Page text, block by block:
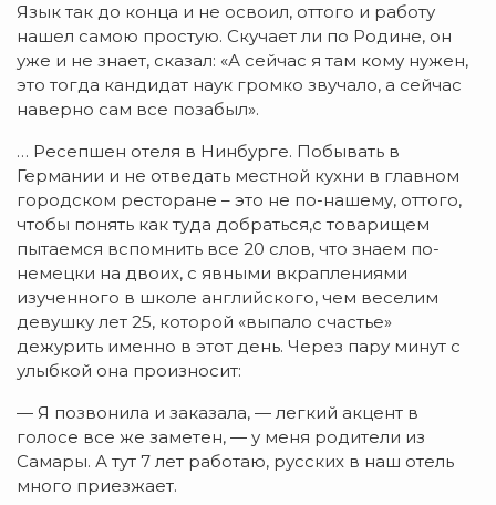
Язык так до конца и не освоил, оттого и работу
нашел самою простую. Скучает ли по Родине, он
уже и не знает, сказал: «А сейчас я там кому нужен,
это тогда кандидат наук громко звучало, а сейчас
наверно сам все позабыл».
… Ресепшен отеля в Нинбурге. Побывать в
Германии и не отведать местной кухни в главном
городском ресторане – это не по-нашему, оттого,
чтобы понять как туда добраться,с товарищем
пытаемся вспомнить все 20 слов, что знаем по-
немецки на двоих, с явными вкраплениями
изученного в школе английского, чем веселим
девушку лет 25, которой «выпало счастье»
дежурить именно в этот день. Через пару минут с
улыбкой она произносит:
— Я позвонила и заказала, — легкий акцент в
голосе все же заметен, — у меня родители из
Самары. А тут 7 лет работаю, русских в наш отель
много приезжает.